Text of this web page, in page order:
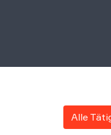
Alle